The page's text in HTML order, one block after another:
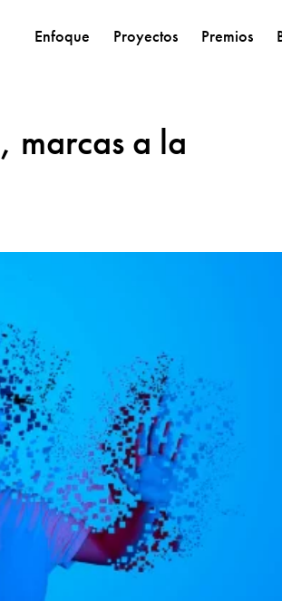
Enfoque Proyectos Premios
marcas a la